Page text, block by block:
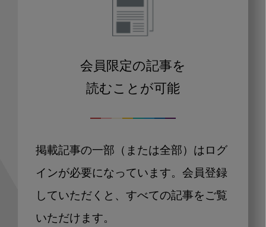
会員限定の記事を
読むことが可能
掲載記事の一部（または全部）はログ
インが必要になっています。会員登録
していただくと、すべての記事をご覧
いただけます。